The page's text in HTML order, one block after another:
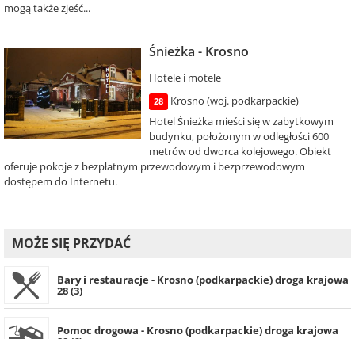
mogą także zjeść...
Śnieżka - Krosno
Hotele i motele
28
Krosno (woj. podkarpackie)
Hotel Śnieżka mieści się w zabytkowym
budynku, położonym w odległości 600
metrów od dworca kolejowego. Obiekt
oferuje pokoje z bezpłatnym przewodowym i bezprzewodowym
dostępem do Internetu.
MOŻE SIĘ PRZYDAĆ
Bary i restauracje - Krosno (podkarpackie) droga krajowa
28 (3)
Pomoc drogowa - Krosno (podkarpackie) droga krajowa